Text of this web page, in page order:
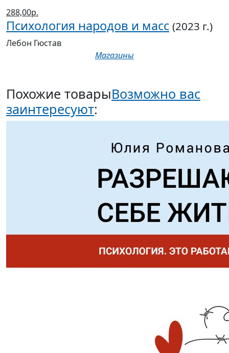
288,00р.
Психология народов и масс (2023 г.)
Лебон Гюстав
Магазины
Похожие товарыВозможно вас
заинтересуют: